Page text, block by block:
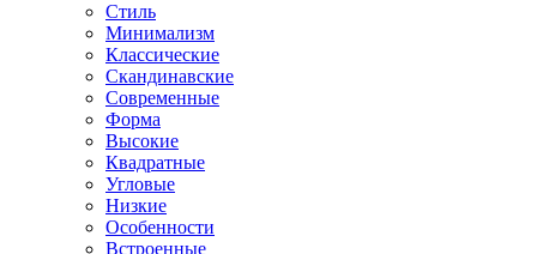
Стиль
Минимализм
Классические
Скандинавские
Современные
Форма
Высокие
Квадратные
Угловые
Низкие
Особенности
Встроенные